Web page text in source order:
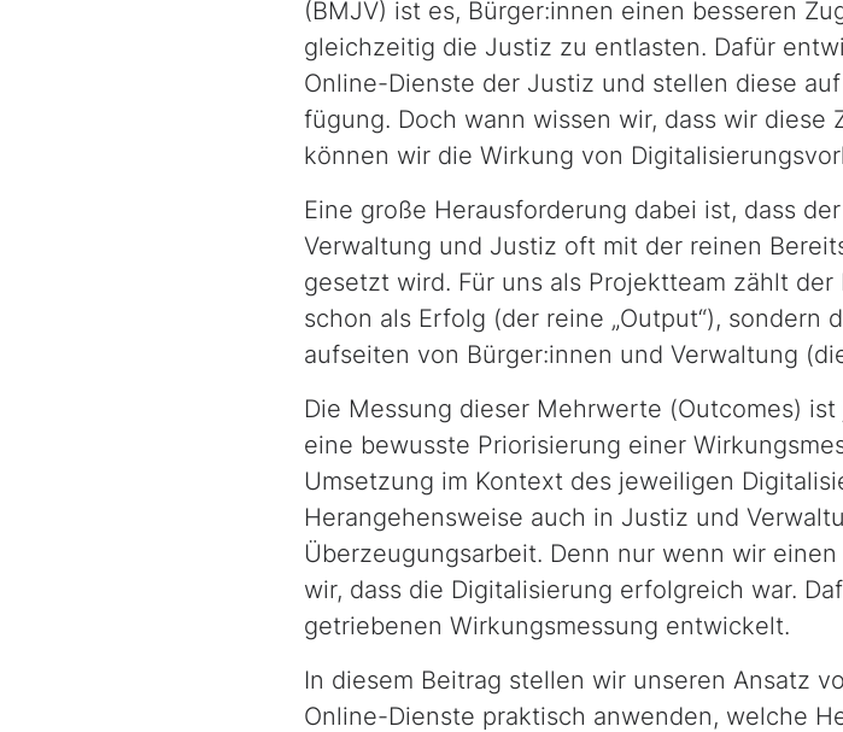
(BMJV) ist es, Bürger:innen einen besseren
gleichzeitig die Justiz zu entlasten. Dafür
Online-Dienste der Justiz und stellen diese
fügung. Doch wann wissen wir, dass wir
können wir die Wirkung von
Eine große Herausforderung dabei ist, dass
Verwaltung und Justiz oft mit der reinen
gesetzt wird. Für uns als Projektteam zählt der
schon als Erfolg (der reine „Output“), sondern
aufseiten von Bürger:innen und Verwaltung
Die Messung dieser Mehrwerte (Outcomes) ist
eine bewusste Priorisierung einer
Umsetzung im Kontext des jeweiligen
Herangehens­weise auch in Justiz und
Überzeugungsarbeit. Denn nur wenn wir
wir, dass die Digitalisierung erfolgreich war.
getriebenen Wirkungsmessung entwickelt.
In diesem Beitrag stellen wir unseren Ansatz
Online-Dienste praktisch anwenden, welche